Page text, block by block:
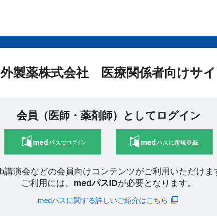
製薬株式会社 医療関係者向けサ
会員（医師・薬剤師）としてログイン
講演会などの会員向けコンテンツがご利用いただけま
ご利用には、 medパスIDが必要となります。
medパスに関する詳しいご紹介はこちら